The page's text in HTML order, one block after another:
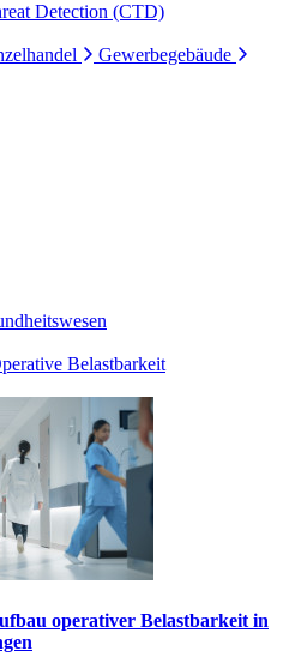
Detection (CTD)
Gewerbegebäude
Belastbarkeit
operativer Belastbarkeit in